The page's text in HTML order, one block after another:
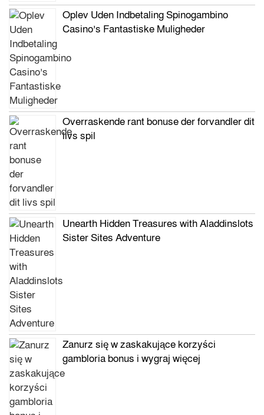
Oplev Uden Indbetaling Spinogambino
Casino’s Fantastiske Muligheder
Overraskende rant bonuse der forvandler dit
livs spil
Unearth Hidden Treasures with Aladdinslots
Sister Sites Adventure
Zanurz się w zaskakujące korzyści
gambloria bonus i wygraj więcej